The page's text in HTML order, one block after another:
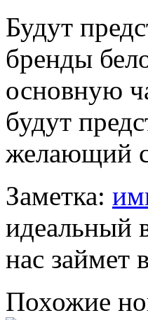
Будут
бренды
основную
будут
желающий
Заметка:
идеальный
нас займет
Похожие